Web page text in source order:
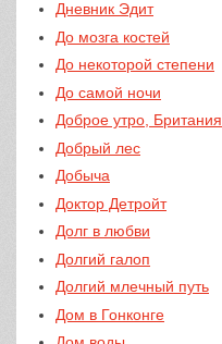
Дневник Эдит
До мозга костей
До некоторой степени
До самой ночи
Доброе утро, Британия
Добрый лес
Добыча
Доктор Детройт
Долг в любви
Долгий галоп
Долгий млечный путь
Дом в Гонконге